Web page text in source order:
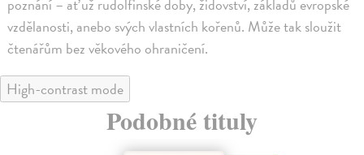
vzdělanosti, anebo svých vlastních kořenů. Může tak sloužit
čtenářům bez věkového ohraničení.
High-contrast mode
Podobné tituly